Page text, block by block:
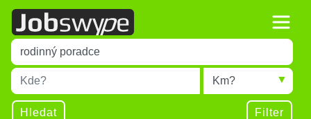
Title
Type 1 or more characters for results.
Místo
Type 1 or more characters for results.
Radius
Hledat Filter